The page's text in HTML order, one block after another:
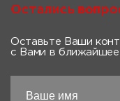
Остались
Оставьте Ваши
с Вами в ближайшее